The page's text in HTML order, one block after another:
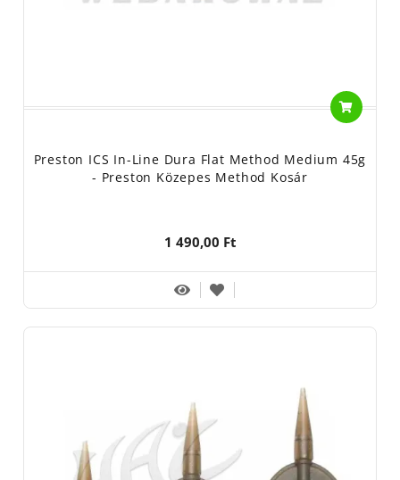
Preston ICS In-Line Dura Flat Method Medium 45g
- Preston Közepes Method Kosár
1 490,00 Ft